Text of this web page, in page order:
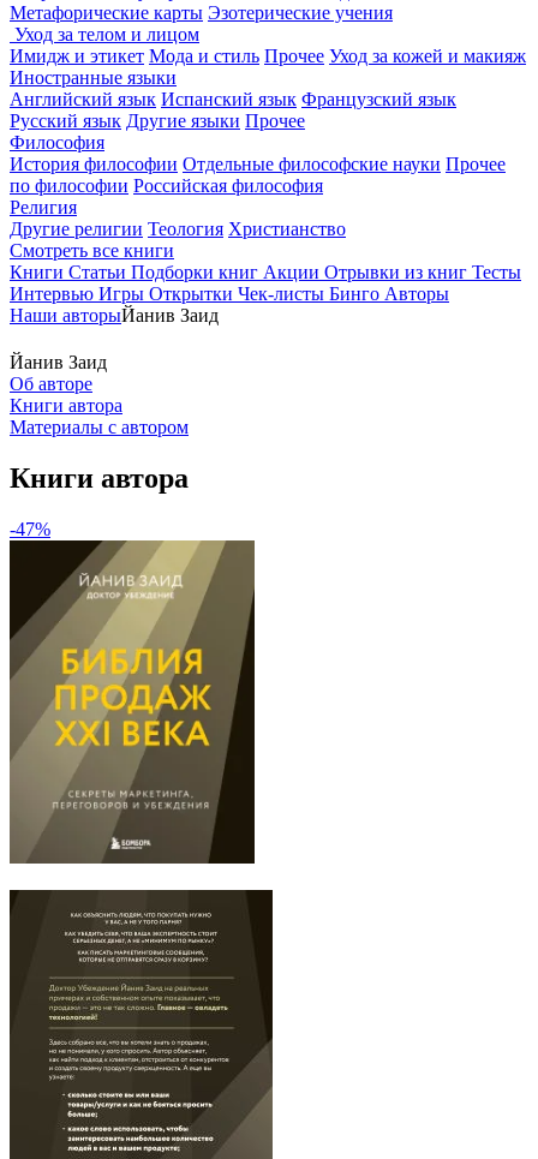
Метафорические карты Эзотерические учения
Уход за телом и лицом
Имидж и этикет Мода и стиль Прочее Уход за кожей и макияж
Иностранные языки
Английский язык Испанский язык Французский язык
Русский язык Другие языки Прочее
Философия
История философии Отдельные философские науки Прочее
по философии Российская философия
Религия
Другие религии Теология Христианство
Смотреть все книги
Книги Статьи Подборки книг Акции Отрывки из книг Тесты
Интервью Игры Открытки Чек-листы Бинго Авторы
Наши авторыЙанив Заид
Йанив Заид
Об авторе
Книги автора
Материалы с автором
Книги автора
-47%